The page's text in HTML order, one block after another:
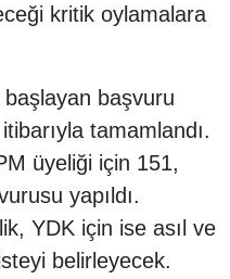
kritik oylamalara
başvuru
tamamlandı.
üyeliği için 151,
yapıldı.
YDK için ise asıl ve
belirleyecek.